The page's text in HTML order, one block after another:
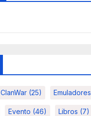
ClanWar (25) Emuladores
Evento (46) Libros (7)